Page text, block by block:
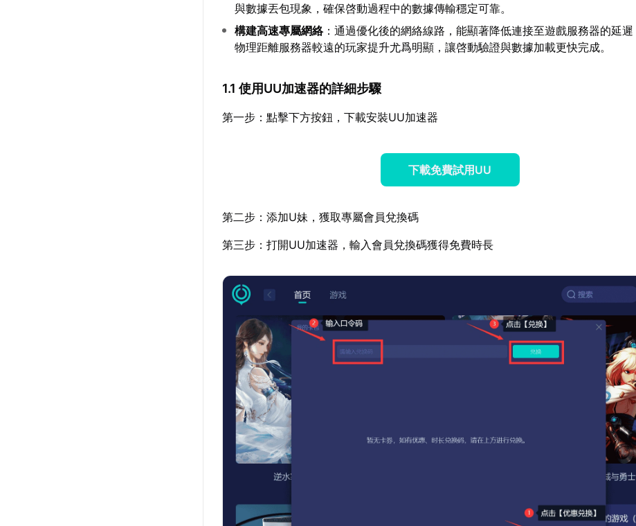
與數據丟包現象，確保啓動過程中的數據傳輸穩定可靠。
構建高速專屬網絡：通過優化後的網絡線路，能顯著降低連接至遊戲服務器的延
物理距離服務器較遠的玩家提升尤爲明顯，讓啓動驗證與數據加載更快完成。
1.1 使用UU加速器的詳細步驟
第一步：點擊下方按鈕，下載安裝UU加速器
下載免費試用UU
第二步：添加U妹，獲取專屬會員兌換碼
第三步：打開UU加速器，輸入會員兌換碼獲得免費時長